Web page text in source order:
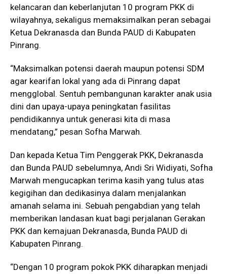
kelancaran dan keberlanjutan 10 program PKK di
wilayahnya, sekaligus memaksimalkan peran sebagai
Ketua Dekranasda dan Bunda PAUD di Kabupaten
Pinrang.
“Maksimalkan potensi daerah maupun potensi SDM
agar kearifan lokal yang ada di Pinrang dapat
mengglobal. Sentuh pembangunan karakter anak usia
dini dan upaya-upaya peningkatan fasilitas
pendidikannya untuk generasi kita di masa
mendatang,” pesan Sofha Marwah.
Dan kepada Ketua Tim Penggerak PKK, Dekranasda
dan Bunda PAUD sebelumnya, Andi Sri Widiyati, Sofha
Marwah mengucapkan terima kasih yang tulus atas
kegigihan dan dedikasinya dalam menjalankan
amanah selama ini. Sebuah pengabdian yang telah
memberikan landasan kuat bagi perjalanan Gerakan
PKK dan kemajuan Dekranasda, Bunda PAUD di
Kabupaten Pinrang.
“Dengan 10 program pokok PKK diharapkan menjadi